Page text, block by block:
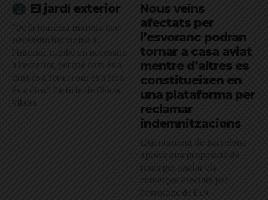
El jardí exterior
"De la mateixa manera que
necessito harmonia a
l’interior, també en necessito
a l’exterior, perquè com és a
dins és a fora i com és a fora
és a dins": l'article de Glòria
Vilalta
Nous veïns
afectats per
l’esvoranc podran
tornar a casa aviat
mentre d’altres es
constitueixen en
una plataforma per
reclamar
indemnitzacions
L’Ajuntament de Barcelona
aprova una proposició de
Junts per ajudar els
comerços afectats per
l'esvoranc de l'L9